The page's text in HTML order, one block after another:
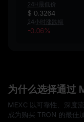
24H最低价
$ 0.3264
24小时涨跌幅
-0.06%
为什么选择通过
MEXC 以可靠性、深度
成为购买 TRON 的最佳